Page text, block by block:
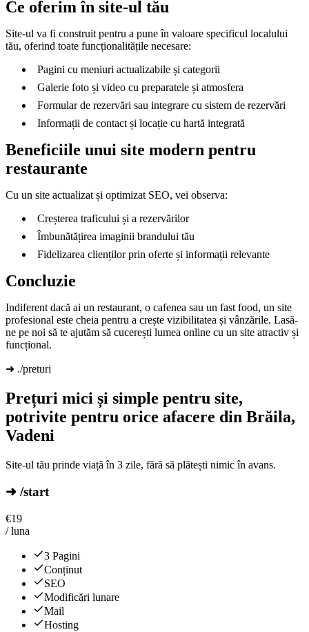
Ce oferim în site-ul tău
Site-ul va fi construit pentru a pune în valoare specificul localului
tău, oferind toate funcționalitățile necesare:
Pagini cu meniuri actualizabile și categorii
Galerie foto și video cu preparatele și atmosfera
Formular de rezervări sau integrare cu sistem de rezervări
Informații de contact și locație cu hartă integrată
Beneficiile unui site modern pentru
restaurante
Cu un site actualizat și optimizat SEO, vei observa:
Creșterea traficului și a rezervărilor
Îmbunătățirea imaginii brandului tău
Fidelizarea clienților prin oferte și informații relevante
Concluzie
Indiferent dacă ai un restaurant, o cafenea sau un fast food, un site
profesional este cheia pentru a crește vizibilitatea și vânzările. Lasă-
ne pe noi să te ajutăm să cucerești lumea online cu un site atractiv și
funcțional.
➜ ./preturi
Prețuri mici și simple pentru site,
potrivite pentru orice afacere din Brăila,
Vadeni
Site-ul tău prinde viață în 3 zile, fără să plătești nimic în avans.
➜ /start
€19
/ luna
3 Pagini
Conținut
SEO
Modificări lunare
Mail
Hosting